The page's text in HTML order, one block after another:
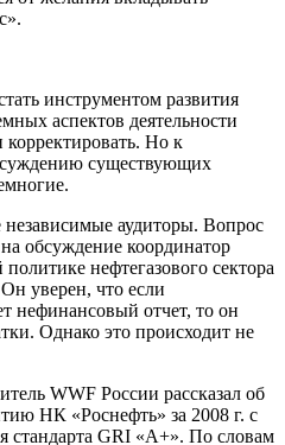
инструментом развития
аспектов деятельности
корректировать. Но к
существующих
аудиторы. Вопрос
обсуждение координатор
нефтегазового сектора
уверен, что если
нефинансовый отчет, то он
Однако это происходит не
WWF России рассказал об
НК «Роснефть» за 2008 г. с
GRI «А+». По словам